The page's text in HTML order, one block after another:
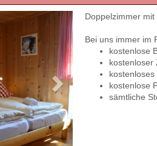
Next Doppelzimmer
Bei uns immer im
kostenlose
kostenloser
kostenlose
sämtliche